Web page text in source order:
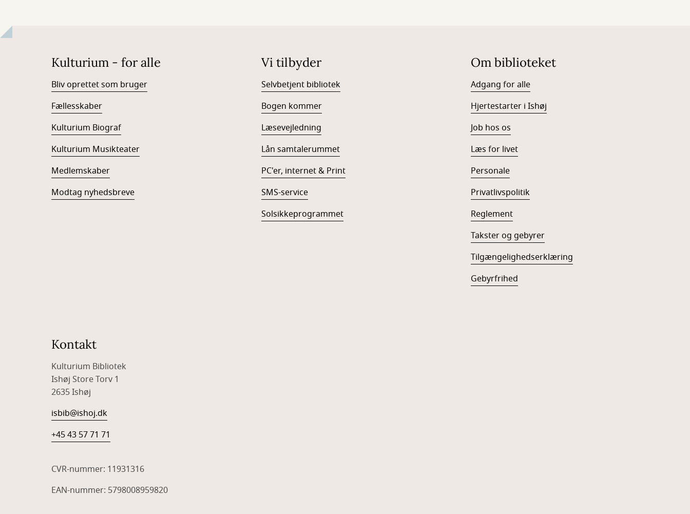
Kulturium - for alle
Bliv oprettet som bruger
Fællesskaber
Kulturium Biograf
Kulturium Musikteater
Medlemskaber
Modtag nyhedsbreve
Vi tilbyder
Selvbetjent bibliotek
Bogen kommer
Læsevejledning
Lån samtalerummet
PC'er, internet & Print
SMS-service
Solsikkeprogrammet
Om biblioteket
Adgang for alle
Hjertestarter i Ishøj
Job hos os
Læs for livet
Personale
Privatlivspolitik
Reglement
Takster og gebyrer
Tilgængelighedserklæring
Gebyrfrihed
Kontakt
Kulturium Bibliotek
Ishøj Store Torv 1
2635 Ishøj
isbib@ishoj.dk
+45 43 57 71 71
CVR-nummer: 11931316
EAN-nummer: 5798008959820